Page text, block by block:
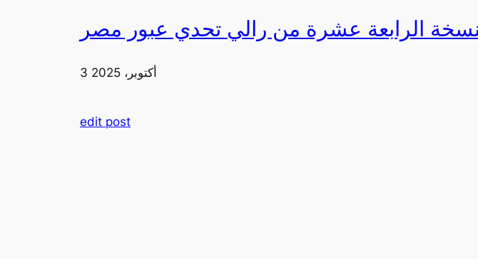
3 أكتوبر، 2025
edit post